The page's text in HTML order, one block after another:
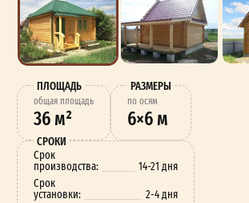
ПЛОЩАДЬ
oбщая площадь
36 м²
РАЗМЕРЫ
по осям
6×6 м
СРОКИ
Срок
производства:
14-21 дня
Срок
установки: 2-4 дня